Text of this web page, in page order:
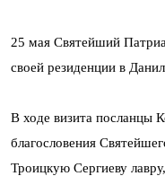
25 мая Святейший
своей резиденции в
В ходе визита посланцы
благословения
Троицкую Сергиеву